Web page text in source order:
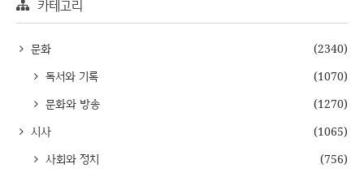
카테고리
문화
(2340)
독서와 기록
(1070)
문화와 방송
(1270)
시사
(1065)
사회와 정치
(756)